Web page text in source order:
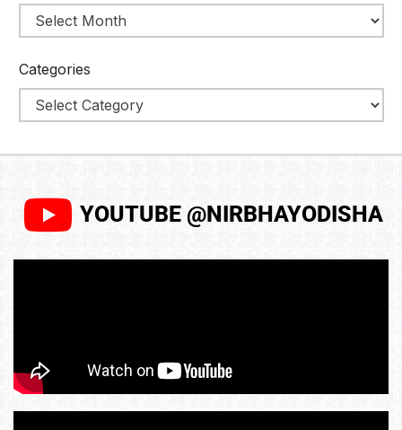
Categories
YOUTUBE @NIRBHAYODISHA